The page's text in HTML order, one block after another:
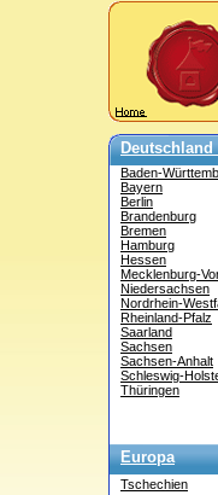
Deutschland
Baden-
Bayern
Berlin
Brandenburg
Bremen
Hamburg
Hessen
Mecklenburg-
Niedersachsen
Nordrhein-
Rheinland-Pfalz
Saarland
Sachsen
Sachsen-Anhalt
Schleswig-
Thüringen
Europa
Tschechien